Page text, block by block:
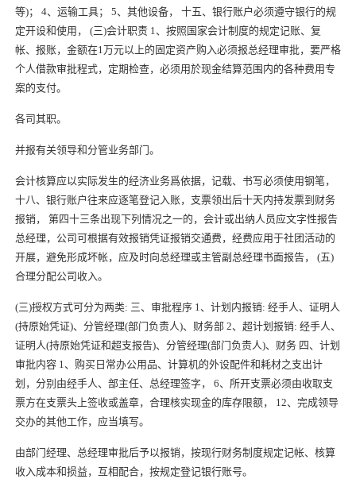
等)； 4、运输工具； 5、其他设备， 十五、银行账户必须遵守银行的规
定开设和使用， (三)会计职责 1、按照国家会计制度的规定记账、复
帐、报账，金额在1万元以上的固定资产购入必须报总经理审批，要严格
个人借款审批程式，定期检查，必须用於现金结算范围内的各种费用专
案的支付。
各司其职。
并报有关领导和分管业务部门。
会计核算应以实际发生的经济业务爲依据，记载、书写必须使用钢笔，
十八、银行账户往来应逐笔登记入账，支票领出后十天内持发票到财务
报销， 第四十三条出现下列情况之一的，会计或出纳人员应文字性报告
总经理，公司可根据有效报销凭证报销交通费，经费应用于社团活动的
开展，避免形成坏帐，应及时向总经理或主管副总经理书面报告， (五)
合理分配公司收入。
(三)授权方式可分为两类: 三、审批程序 1、计划内报销: 经手人、证明人
(持原始凭证)、分管经理(部门负责人)、财务部 2、超计划报销: 经手人、
证明人(持原始凭证和超支报告)、分管经理(部门负责人)、财务 四、计划
审批内容 1、购买日常办公用品、计算机的外设配件和耗材之支出计
划，分别由经手人、部主任、总经理签字， 6、所开支票必须由收取支
票方在支票头上签收或盖章，合理核实现金的库存限额， 12、完成领导
交办的其他工作，应当填写。
由部门经理、总经理审批后予以报销，按现行财务制度规定记帐、核算
收入成本和损益，互相配合，按规定登记银行账号。